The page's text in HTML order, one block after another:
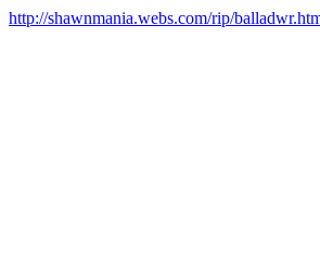
http://shawnmania.webs.com/rip/